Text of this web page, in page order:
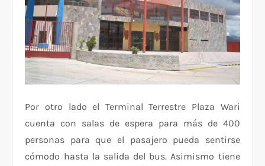
Por otro lado el Terminal Terrestre Plaza Wari
cuenta con salas de espera para más de 400
personas para que el pasajero pueda sentirse
cómodo hasta la salida del bus. Asimismo tiene